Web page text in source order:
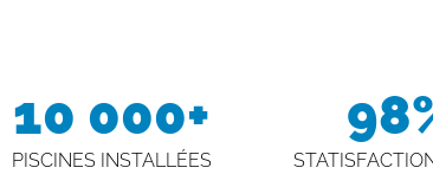
10 000+
PISCINES INSTALLÉES